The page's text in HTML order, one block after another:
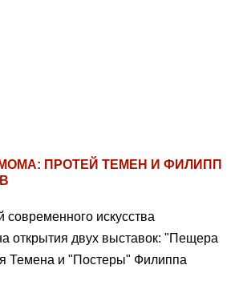
ПРОТЕЙ ТЕМЕН И ФИЛИПП
современного искусства
открытия двух выставок: "Пещера
Темена и "Постеры" Филиппа